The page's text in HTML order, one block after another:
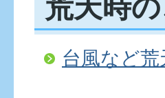
荒天時
台風など